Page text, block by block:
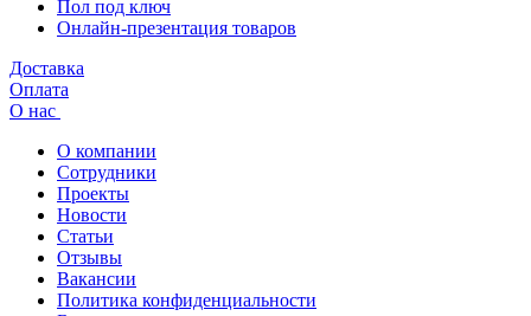
Пол под ключ
Онлайн-презентация товаров
Доставка
Оплата
О нас
О компании
Сотрудники
Проекты
Новости
Статьи
Отзывы
Вакансии
Политика конфиденциальности